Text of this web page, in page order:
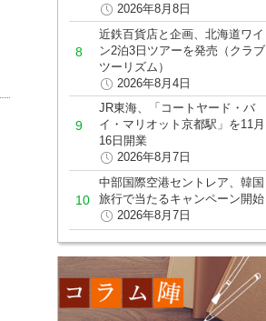
2026年8月8日
近鉄百貨店と企画、北海道ワイ
ン2泊3日ツアーを発売（クラブ
ツーリズム）
2026年8月4日
JR東海、「コートヤード・バ
イ・マリオット京都駅」を11月
16日開業
2026年8月7日
中部国際空港セントレア、韓国
旅行で当たるキャンペーン開始
2026年8月7日